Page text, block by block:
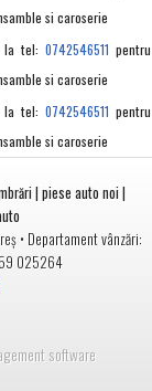
si caroserie
la tel: 0742546511 pentru
si caroserie
la tel: 0742546511 pentru
si caroserie
| piese auto noi |
• Departament vânzări:
025264
software